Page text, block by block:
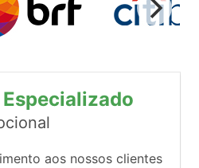
aos nossos clientes